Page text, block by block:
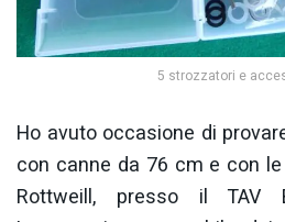
5 strozzatori e
Ho avuto occasione di
con canne da 76 cm e con
Rottweill, presso il TAV